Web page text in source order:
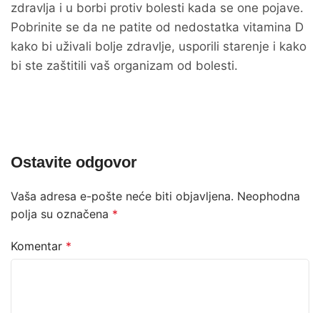
zdravlja i u borbi protiv bolesti kada se one pojave.
Pobrinite se da ne patite od nedostatka vitamina D
kako bi uživali bolje zdravlje, usporili starenje i kako
bi ste zaštitili vaš organizam od bolesti.
Ostavite odgovor
Vaša adresa e-pošte neće biti objavljena. Neophodna
polja su označena *
Komentar *